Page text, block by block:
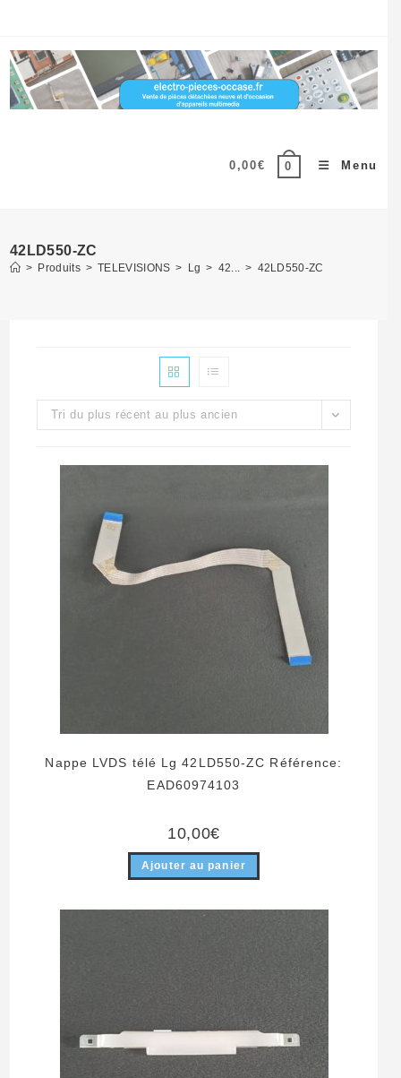
content
0,00€ 0 Menu
42LD550-ZC
> Produits > TELEVISIONS > Lg > 42... > 42LD550-ZC
Tri du plus récent au plus ancien
Nappe LVDS télé Lg 42LD550-ZC Référence:
EAD60974103
10,00€
Ajouter au panier